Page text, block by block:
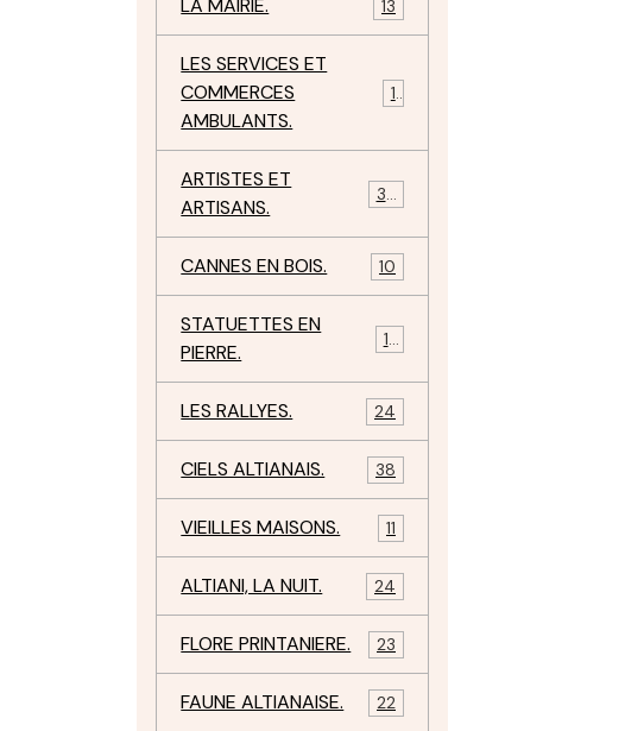
LA MAIRIE. 13
LES SERVICES ET
COMMERCES
AMBULANTS.
11
ARTISTES ET
ARTISANS.
34
CANNES EN BOIS. 10
STATUETTES EN
PIERRE.
17
LES RALLYES. 24
CIELS ALTIANAIS. 38
VIEILLES MAISONS. 11
ALTIANI, LA NUIT. 24
FLORE PRINTANIERE. 23
FAUNE ALTIANAISE. 22